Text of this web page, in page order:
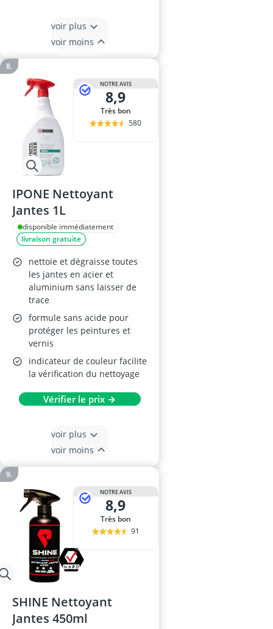
voir plus
voir moins
NOTRE AVIS
8,9
Très bon
580
IPONE Nettoyant
Jantes 1L
disponible immédiatement
livraison gratuite
nettoie et dégraisse toutes
les jantes en acier et
aluminium sans laisser de
trace
formule sans acide pour
protéger les peintures et
vernis
indicateur de couleur facilite
la vérification du nettoyage
Vérifier le prix →
voir plus
voir moins
NOTRE AVIS
8,9
Très bon
91
SHINE Nettoyant
Jantes 450ml